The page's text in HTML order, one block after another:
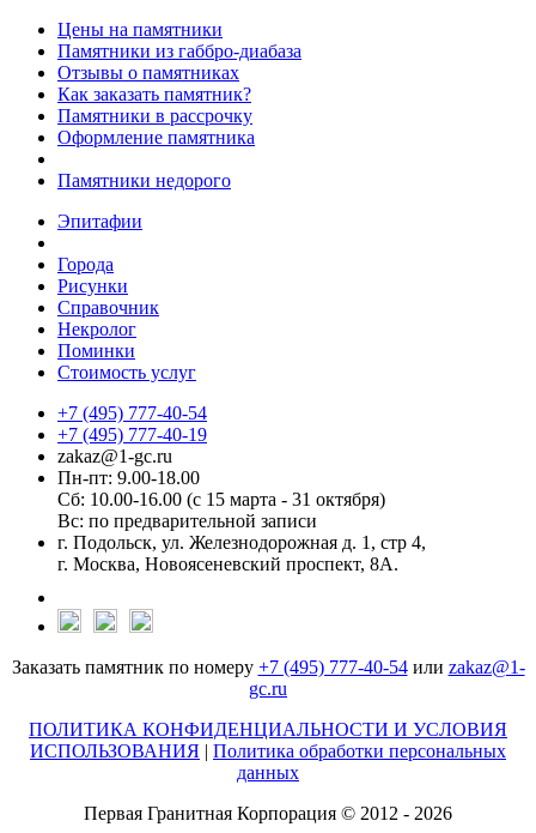
Цены на памятники
Памятники из габбро-диабаза
Отзывы о памятниках
Как заказать памятник?
Памятники в рассрочку
Оформление памятника
Памятники недорого
Эпитафии
Города
Рисунки
Справочник
Некролог
Поминки
Стоимость услуг
+7 (495) 777-40-54
+7 (495) 777-40-19
zakaz@1-gc.ru
Пн-пт: 9.00-18.00
Сб: 10.00-16.00 (с 15 марта - 31 октября)
Вс: по предварительной записи
г. Подольск, ул. Железнодорожная д. 1, стр 4,
г. Москва, Новоясеневский проспект, 8А.
Заказать памятник по номеру +7 (495) 777-40-54или zakaz@1-
gc.ru
ПОЛИТИКА КОНФИДЕНЦИАЛЬНОСТИ И УСЛОВИЯ
ИСПОЛЬЗОВАНИЯ | Политика обработки персональных
данных
Первая Гранитная Корпорация © 2012 - 2026